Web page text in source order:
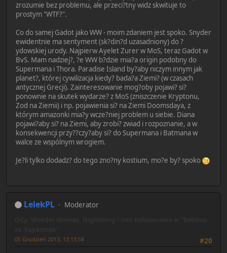
zrozumie bez problemu, ale przeci?tny widz skwituje to
prostym "WTF?".
Co do samej Gadot jako WW - moim zdaniem jest spoko. Snyder
ewidentnie ma sentyment (sk?din?d uzasadniony) do ?
ydowskiej urody. Najpierw Ayelet Zurer w MoS, teraz Gadot w
BvS. Mam nadziej?, ?e WW b?dzie mia?a origin podobny do
Supermana i Thora. Paradise Island by?aby niczym innym jak
planet?, której cywilizacja kiedy? bada?a Ziemi? (w czasach
antycznej Grecji). Zainteresowanie mog?oby pojawi? si?
ponownie na skutek wydarze? z MoS (zniszczenie Kryptonu,
Zod na Ziemii) i np. pojawienia si? na Ziemi Doomsdaya, z
którym amazonki mia?y wcze?niej problem u siebie. Diana
pojawi?aby si? na Ziemi, aby zrobi? zwiad i rozpoznanie, a w
konsekwencji przy??czy?aby si? do Supermana i Batmana w
walce ze wspólnym wrogiem.
Je?li tylko dodadz? do tego zno?ny kostium, mo?e by? spoko
LelekPL Moderator
#20
05 Grudzień 2013, 12:13:58